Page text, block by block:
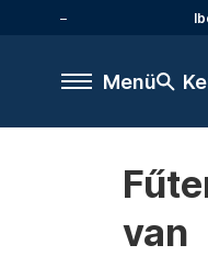
Menü
van